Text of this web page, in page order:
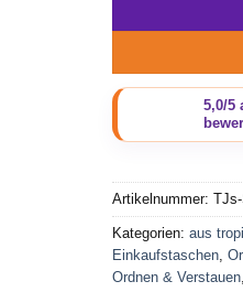
Artikelnummer:
Kategorien: aus
Einkaufstaschen,
Ordnen & Verstauen,